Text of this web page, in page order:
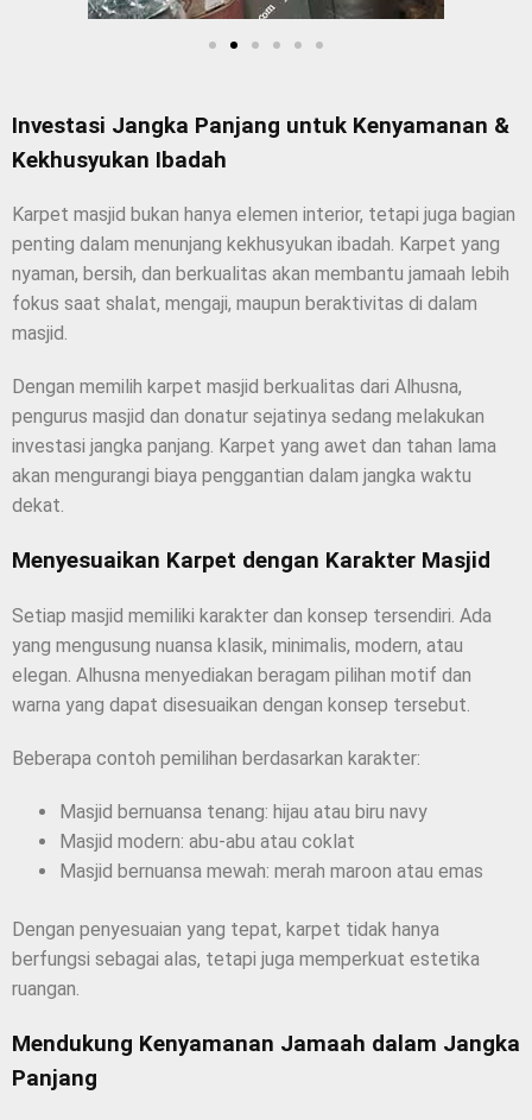
Investasi Jangka Panjang untuk Kenyamanan &
Kekhusyukan Ibadah
Karpet masjid bukan hanya elemen interior, tetapi juga bagian
penting dalam menunjang kekhusyukan ibadah. Karpet yang
nyaman, bersih, dan berkualitas akan membantu jamaah lebih
fokus saat shalat, mengaji, maupun beraktivitas di dalam
masjid.
Dengan memilih karpet masjid berkualitas dari Alhusna,
pengurus masjid dan donatur sejatinya sedang melakukan
investasi jangka panjang. Karpet yang awet dan tahan lama
akan mengurangi biaya penggantian dalam jangka waktu
dekat.
Menyesuaikan Karpet dengan Karakter Masjid
Setiap masjid memiliki karakter dan konsep tersendiri. Ada
yang mengusung nuansa klasik, minimalis, modern, atau
elegan. Alhusna menyediakan beragam pilihan motif dan
warna yang dapat disesuaikan dengan konsep tersebut.
Beberapa contoh pemilihan berdasarkan karakter:
Masjid bernuansa tenang: hijau atau biru navy
Masjid modern: abu-abu atau coklat
Masjid bernuansa mewah: merah maroon atau emas
Dengan penyesuaian yang tepat, karpet tidak hanya
berfungsi sebagai alas, tetapi juga memperkuat estetika
ruangan.
Mendukung Kenyamanan Jamaah dalam Jangka
Panjang